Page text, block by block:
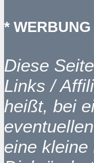
* WERBUNG
Diese
Links /
heißt, bei
eine